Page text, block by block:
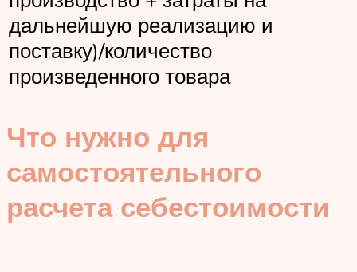
дальнейшую реализацию и
поставку)/количество
произведенного товара
Что нужно для
самостоятельного
расчета себестоимости